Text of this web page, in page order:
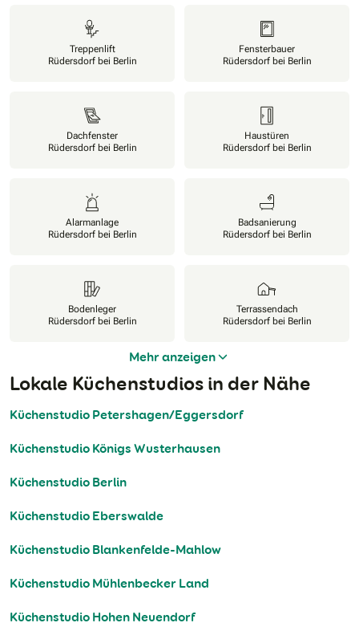
Treppenlift
Rüdersdorf bei Berlin
Fensterbauer
Rüdersdorf bei Berlin
Dachfenster
Rüdersdorf bei Berlin
Haustüren
Rüdersdorf bei Berlin
Alarmanlage
Rüdersdorf bei Berlin
Badsanierung
Rüdersdorf bei Berlin
Bodenleger
Rüdersdorf bei Berlin
Terrassendach
Rüdersdorf bei Berlin
Mehr anzeigen
Lokale Küchenstudios in der Nähe
Küchenstudio Petershagen/Eggersdorf
Küchenstudio Königs Wusterhausen
Küchenstudio Berlin
Küchenstudio Eberswalde
Küchenstudio Blankenfelde-Mahlow
Küchenstudio Mühlenbecker Land
Küchenstudio Hohen Neuendorf